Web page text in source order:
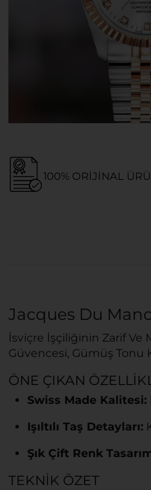
100% ORIJINAL
Jacques Du
İsviçre İşçiliğinin Zarif Ve
Güvencesi, Gümüş Tonu
ÖNE ÇIKAN
Swiss Made Kalitesi:
Işıltılı Taş Detayları:
Şık Çift Renk
TEKNIK ÖZET